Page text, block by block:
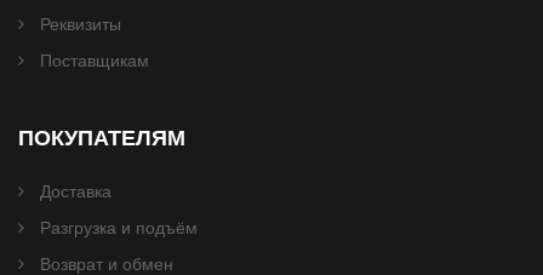
Реквизиты
Поставщикам
ПОКУПАТЕЛЯМ
Доставка
Разгрузка и подъём
Возврат и обмен